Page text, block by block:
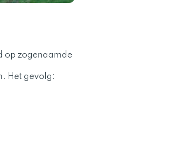
op zogenaamde
Het gevolg: